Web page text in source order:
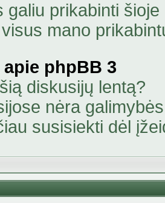
galiu prikabinti
mano
phpBB 3
diskusijų lentą?
nėra
susisiekti dėl